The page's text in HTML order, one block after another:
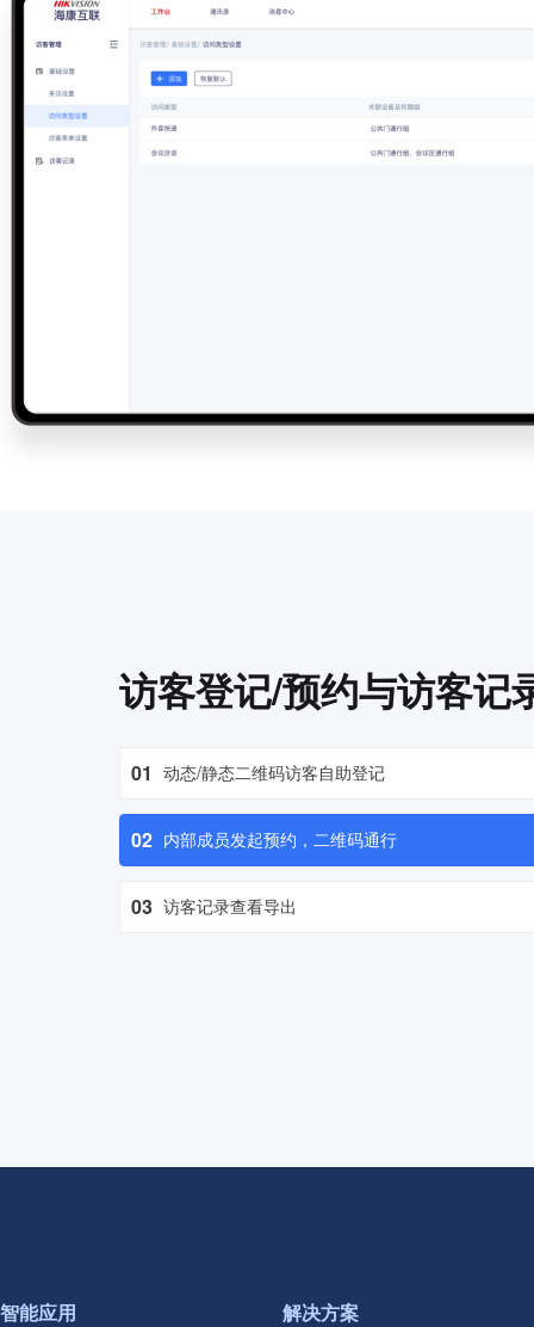
访客登记/预约与访客记
01 动态/静态二维码访客自助登记
02 内部成员发起预约，二维码通行
03 访客记录查看导出
智能应用 解决方案